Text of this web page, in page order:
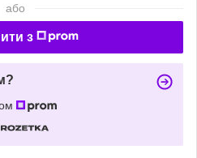
або
з